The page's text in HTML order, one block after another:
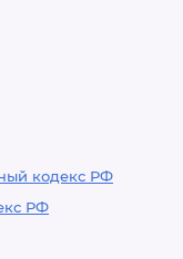
кодекс РФ
РФ